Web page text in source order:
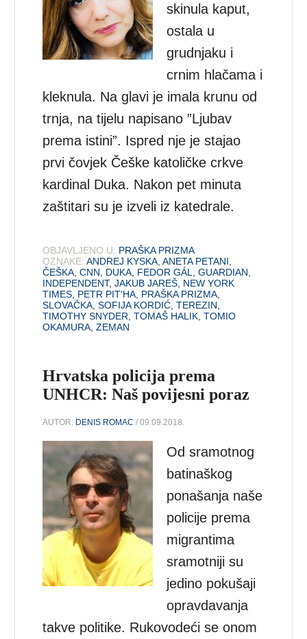
skinula kaput,
ostala u
grudnjaku i
crnim hlačama i
kleknula. Na glavi je imala krunu od
trnja, na tijelu napisano ”Ljubav
prema istini”. Ispred nje je stajao
prvi čovjek Češke katoličke crkve
kardinal Duka. Nakon pet minuta
zaštitari su je izveli iz katedrale.
OBJAVLJENO U: PRAŠKA PRIZMA
OZNAKE: ANDREJ KYSKA ,ANETA PETANI
ČEŠKA ,CNN DUKA FEDOR GÁL ,GUARDIAN
INDEPENDENT,JAKUB JAREŠ NEW YORK
TIMES PETR PIT'HA PRAŠKA PRIZMA
SLOVAČKA ,SOFIJA KORDIĆ ,TEREZIN
TIMOTHY SNYDER ,TOMAŠ HALIK ,TOMIO
OKAMURA ,ZEMAN
Hrvatska policija prema
UNHCR: Naš povijesni poraz
AUTOR: DENIS ROMAC / 09.09.2018.
Od sramotnog
batinaškog
ponašanja naše
policije prema
migrantima
sramotniji su
jedino pokušaji
opravdavanja
takve politike. Rukovodeći se onom